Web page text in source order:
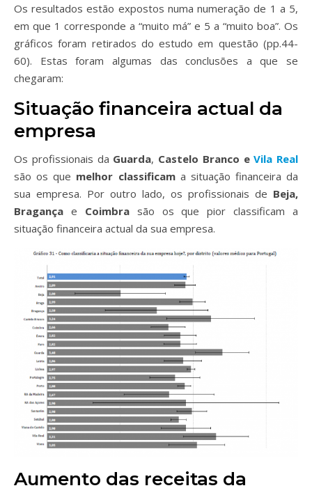
Os resultados estão expostos numa numeração de 1 a 5,
em que 1 corresponde a “muito má” e 5 a “muito boa”. Os
gráficos foram retirados do estudo em questão (pp.44-
60). Estas foram algumas das conclusões a que se
chegaram:
Situação financeira actual da
empresa
Os profissionais da Guarda, Castelo Branco eVila Real
são os que melhor classificam a situação financeira da
sua empresa. Por outro lado, os profissionais de Beja,
Bragança e Coimbra são os que pior classificam a
situação financeira actual da sua empresa.
Aumento das receitas da